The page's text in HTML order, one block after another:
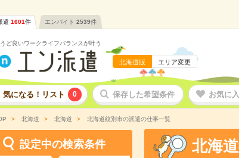
遣 1601件 エンバイト 2539件
ど良いワークライフバランスが叶う
北海道版 エリア変更
気になる！リスト 0 保存した希望条件 お気に
北海道 北海道 北海道紋別市の派遣の仕事一覧
設定中の検索条件 北海